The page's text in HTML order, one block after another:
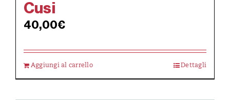
Cusi
40,00€
Aggiungi al carrello Dettagli